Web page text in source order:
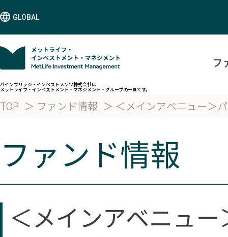
GLOBAL
パインブリッジ・インベストメンツ株式会社は
メットライフ・インベストメント・マネジメント・グループの一員です。
フ
TOP ファンド情報 ＜メインアベニュー＞
ファンド情報
＜メインアベニュー